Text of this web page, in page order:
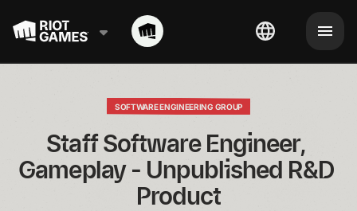
SOFTWARE ENGINEERING GROUP
Staff Software Engineer,
Gameplay - Unpublished R&D
Product